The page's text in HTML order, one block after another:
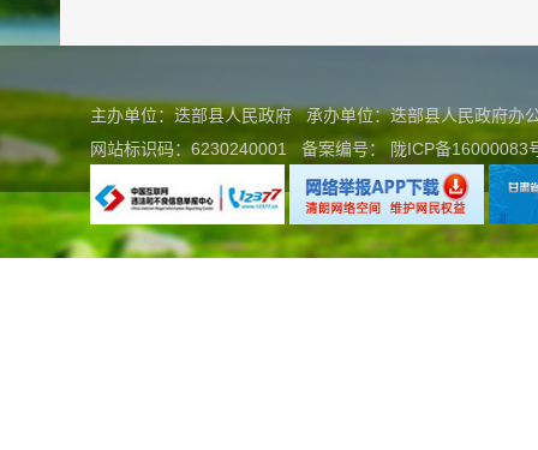
主办单位：迭部县人民政府 承办单位：迭部县人民政府
网站标识码：6230240001
备案编号： 陇ICP备16000083